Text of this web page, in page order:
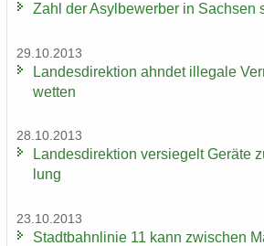
Zahl der Asyl­be­wer­ber in Sach­sen
29.10.2013
Lan­des­di­rek­ti­on ahn­det il­le­ga­le
wet­ten
28.10.2013
Lan­des­di­rek­ti­on ver­sie­gelt Ge­rä­te
lung
23.10.2013
Stadt­bahn­li­nie 11 kann zwi­schen